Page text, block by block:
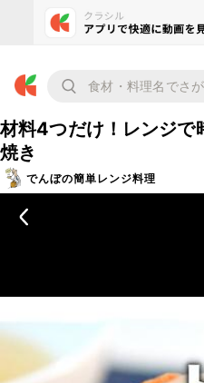
材料4つだけ！レンジで
焼き
でんぼの簡単レンジ料理